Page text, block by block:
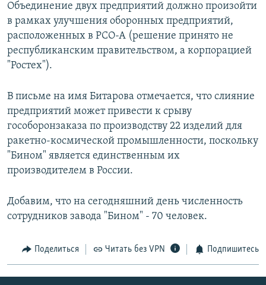
Объединение двух предприятий должно произойти
в рамках улучшения оборонных предприятий,
расположенных в РСО-А (решение принято не
республиканским правительством, а корпорацией
"Ростех").
В письме на имя Битарова отмечается, что слияние
предприятий может привести к срыву
гособоронзаказа по производству 22 изделий для
ракетно-космической промышленности, поскольку
"Бином" является единственным их
производителем в России.
Добавим, что на сегодняшний день численность
сотрудников завода "Бином" - 70 человек.
Поделиться Читать без VPN Подпишитесь